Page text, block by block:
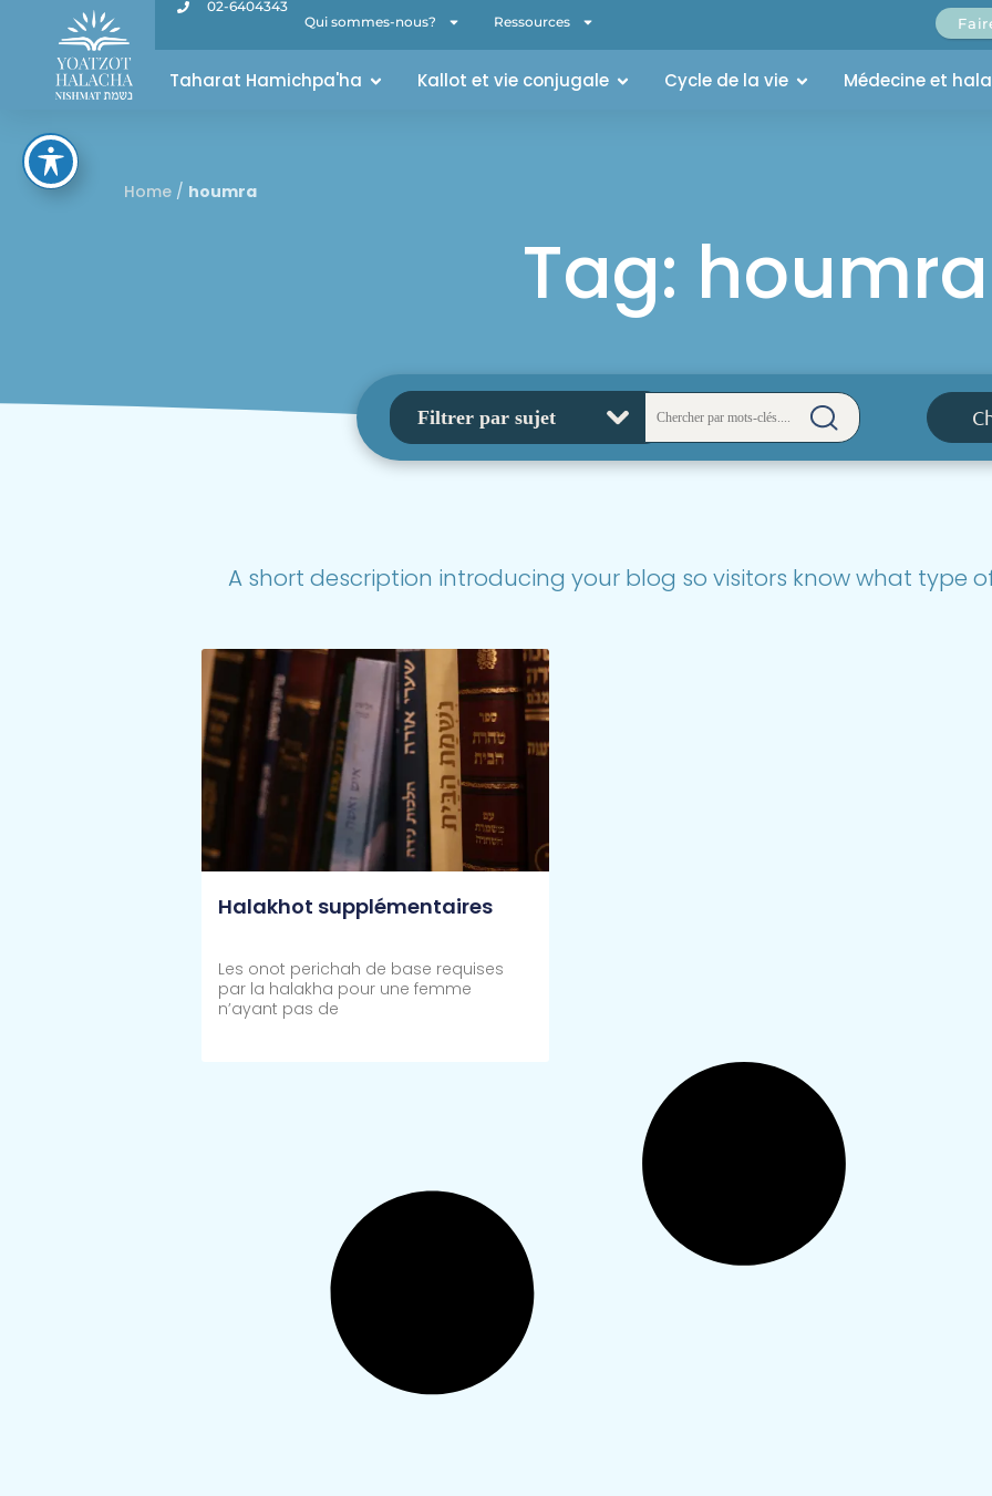
02-6404343
Qui sommes-nous?
Ressources
Taharat Hamichpa'ha Kallot et vie conjugale Cycle de la vie Médecine et
Home / houmra
Tag: houmra
A short description introducing your blog so visitors know what type
Halakhot supplémentaires
Les onot perichah de base requises
par la halakha pour une femme
n’ayant pas de